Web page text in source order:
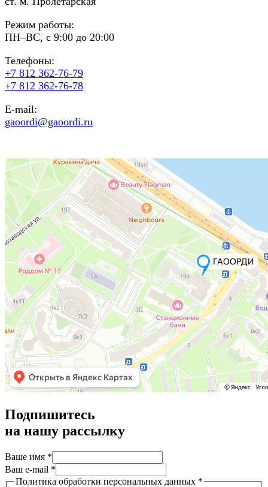
Режим работы:
ПН–ВС, с 9:00 до 20:00
Телефоны:
+7 812 362-76-79
+7 812 362-76-78
E-mail:
gaoordi@gaoordi.ru
Подпишитесь
на нашу рассылку
e-
mail
данных
Ваше имя *
Ваш e-mail *
Политика обработки персональных данных *